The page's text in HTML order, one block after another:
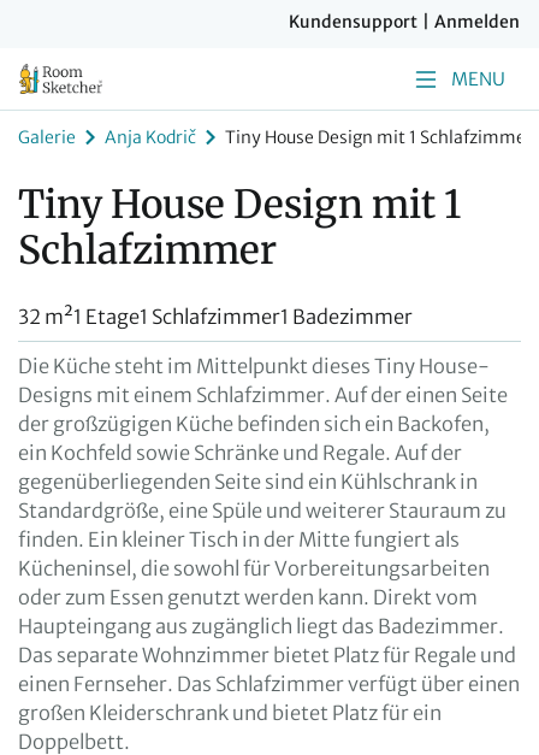
Kundensupport Anmelden
MENU
Galerie Anja Kodrič Tiny House Design mit 1 Schlafzimmer
Tiny House Design mit 1
Schlafzimmer
32 m²1 Etage1 Schlafzimmer1 Badezimmer
Die Küche steht im Mittelpunkt dieses Tiny House-
Designs mit einem Schlafzimmer. Auf der einen Seite
der großzügigen Küche befinden sich ein Backofen,
ein Kochfeld sowie Schränke und Regale. Auf der
gegenüberliegenden Seite sind ein Kühlschrank in
Standardgröße, eine Spüle und weiterer Stauraum zu
finden. Ein kleiner Tisch in der Mitte fungiert als
Kücheninsel, die sowohl für Vorbereitungsarbeiten
oder zum Essen genutzt werden kann. Direkt vom
Haupteingang aus zugänglich liegt das Badezimmer.
Das separate Wohnzimmer bietet Platz für Regale und
einen Fernseher. Das Schlafzimmer verfügt über einen
großen Kleiderschrank und bietet Platz für ein
Doppelbett.